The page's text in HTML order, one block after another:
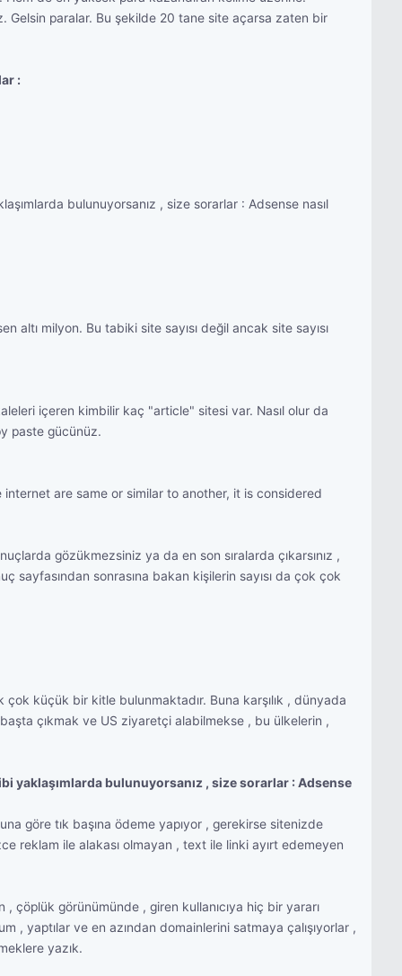
Gelsin paralar. Bu şekilde 20 tane site açarsa zaten bir
:
bulunuyorsanız , size sorarlar : Adsense nasıl
altı milyon. Bu tabiki site sayısı değil ancak site sayısı
içeren kimbilir kaç "article" sitesi var. Nasıl olur da
paste gücünüz.
are same or similar to another, it is considered
gözükmezsiniz ya da en son sıralarda çıkarsınız ,
sonrasına bakan kişilerin sayısı da çok çok
küçük bir kitle bulunmaktadır. Buna karşılık , dünyada
çıkmak ve US ziyaretçi alabilmekse , bu ülkelerin ,
yaklaşımlarda bulunuyorsanız , size sorarlar : Adsense
göre tık başına ödeme yapıyor , gerekirse sitenizde
reklam ile alakası olmayan , text ile linki ayırt edemeyen
çöplük görünümünde , giren kullanıcıya hiç bir yararı
, yaptılar ve en azından domainlerini satmaya çalışıyorlar ,
yazık.